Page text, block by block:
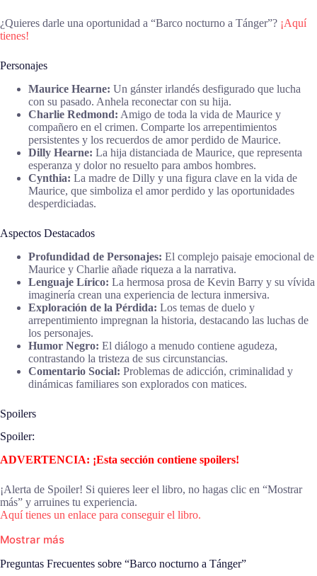
¿Quieres darle una oportunidad a “Barco nocturno a Tánger”? ¡Aquí
tienes!
Personajes
Maurice Hearne: Un gánster irlandés desfigurado que lucha
con su pasado. Anhela reconectar con su hija.
Charlie Redmond: Amigo de toda la vida de Maurice y
compañero en el crimen. Comparte los arrepentimientos
persistentes y los recuerdos de amor perdido de Maurice.
Dilly Hearne: La hija distanciada de Maurice, que representa
esperanza y dolor no resuelto para ambos hombres.
Cynthia: La madre de Dilly y una figura clave en la vida de
Maurice, que simboliza el amor perdido y las oportunidades
desperdiciadas.
Aspectos Destacados
Profundidad de Personajes: El complejo paisaje emocional de
Maurice y Charlie añade riqueza a la narrativa.
Lenguaje Lírico: La hermosa prosa de Kevin Barry y su vívida
imaginería crean una experiencia de lectura inmersiva.
Exploración de la Pérdida: Los temas de duelo y
arrepentimiento impregnan la historia, destacando las luchas de
los personajes.
Humor Negro: El diálogo a menudo contiene agudeza,
contrastando la tristeza de sus circunstancias.
Comentario Social: Problemas de adicción, criminalidad y
dinámicas familiares son explorados con matices.
Spoilers
Spoiler:
ADVERTENCIA: ¡Esta sección contiene spoilers!
¡Alerta de Spoiler! Si quieres leer el libro, no hagas clic en “Mostrar
más” y arruines tu experiencia.
Aquí tienes un enlace para conseguir el libro.
Mostrar más
Preguntas Frecuentes sobre “Barco nocturno a Tánger”